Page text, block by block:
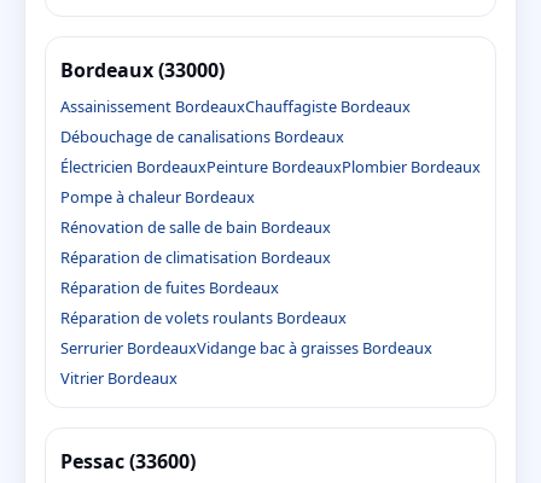
Bordeaux (33000)
Assainissement BordeauxChauffagiste Bordeaux
Débouchage de canalisations Bordeaux
Électricien BordeauxPeinture BordeauxPlombier Bordeaux
Pompe à chaleur Bordeaux
Rénovation de salle de bain Bordeaux
Réparation de climatisation Bordeaux
Réparation de fuites Bordeaux
Réparation de volets roulants Bordeaux
Serrurier BordeauxVidange bac à graisses Bordeaux
Vitrier Bordeaux
Pessac (33600)